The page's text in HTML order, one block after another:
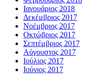
Ιανουάριος 2018
Δεκέμβριος 2017
Νοέμβριος 2017
Οκτώβριος 2017
Σεπτέμβριος 2017
Αύγουστος 2017
Ιούλιος 2017
Ιούνιος 2017